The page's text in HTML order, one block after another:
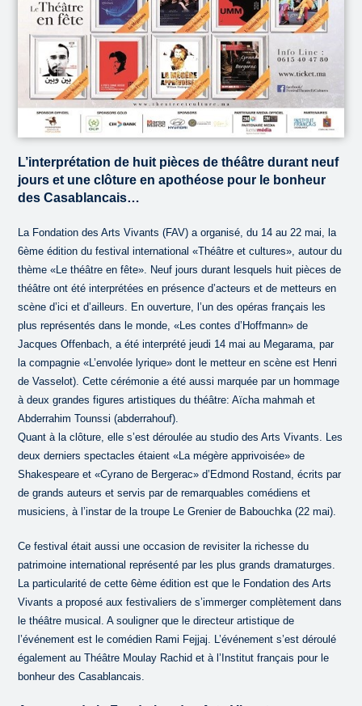
L’interprétation de huit pièces de théâtre durant neuf
jours et une clôture en apothéose pour le bonheur
des Casablancais…
La Fondation des Arts Vivants (FAV) a organisé, du 14 au 22 mai, la
6ème édition du festival international «Théâtre et cultures», autour du
thème «Le théâtre en fête». Neuf jours durant lesquels huit pièces de
théâtre ont été interprétées en présence d’acteurs et de metteurs en
scène d’ici et d’ailleurs. En ouverture, l’un des opéras français les
plus représentés dans le monde, «Les contes d’Hoffmann» de
Jacques Offenbach, a été interprété jeudi 14 mai au Megarama, par
la compagnie «L’envolée lyrique» dont le metteur en scène est Henri
de Vasselot). Cette cérémonie a été aussi marquée par un hommage
à deux grandes figures artistiques du théâtre: Aïcha mahmah et
Abderrahim Tounssi (abderrahouf).
Quant à la clôture, elle s’est déroulée au studio des Arts Vivants. Les
deux derniers spectacles étaient «La mégère apprivoisée» de
Shakespeare et «Cyrano de Bergerac» d’Edmond Rostand, écrits par
de grands auteurs et servis par de remarquables comédiens et
musiciens, à l’instar de la troupe Le Grenier de Babouchka (22 mai).
Ce festival était aussi une occasion de revisiter la richesse du
patrimoine international représenté par les plus grands dramaturges.
La particularité de cette 6ème édition est que le Fondation des Arts
Vivants a proposé aux festivaliers de s’immerger complètement dans
le théâtre musical. A souligner que le directeur artistique de
l’événement est le comédien Rami Fejjaj. L’événement s’est déroulé
également au Théâtre Moulay Rachid et à l’Institut français pour le
bonheur des Casablancais.